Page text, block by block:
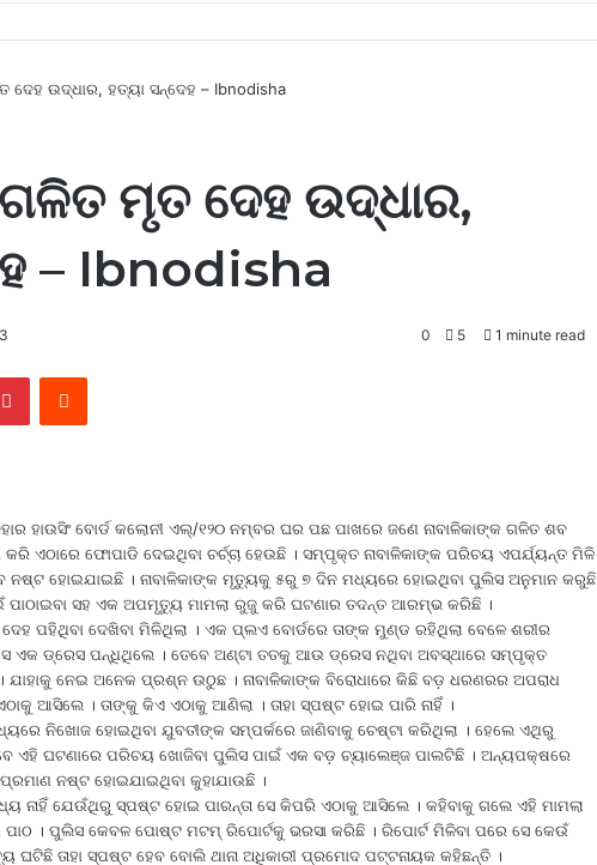
ଦେହ ଉଦ୍ଧାର, ହତ୍ୟା ସନ୍ଦେହ – Ibnodisha
ମୃତ ଦେହ ଉଦ୍ଧାର,
– Ibnodisha
0 5 1 minute read
PinterestReddit
ହାଉସିଂ ବୋର୍ଡ କଲୋନୀ ଏଲ୍‌/୧୨୦ ନମ୍ବର ଘର ପଛ ପାଖରେ ଜଣେ ନାବାଳିକାଙ୍କ ଗଳିତ ଶବ
କରି ଏଠାରେ ଫୋପାଡି ଦେଇଥିବା ଚର୍ଚ୍ଚା ହେଉଛି । ସମ୍ପୃକ୍ତ ନାବାଳିକାଙ୍କ ପରିଚୟ ଏପର୍ଯ୍ୟନ୍ତ ମିଳି
ନଷ୍ଟ ହୋଇଯାଇଛି । ନାବାଳିକାଙ୍କ ମୃତ୍ୟୁକୁ ୫ରୁ ୭ ଦିନ ମଧ୍ୟରେ ହୋଇଥିବା ପୁଲିସ ଅନୁମାନ କରୁଛି
ସହ ଏକ ଅପମୃତ୍ୟୁ ମାମଲା ରୁଜୁ କରି ଘଟଣାର ତଦନ୍ତ ଆରମ୍ଭ କରିଛି ।
ପହିଥିବା ଦେଖିବା ମିଳିଥିଲା । ଏକ ପ୍ଲଏ ବୋର୍ଡରେ ତାଙ୍କ ମୁଣ୍ଡ ରହିଥିଲା ବେଳେ ଶରୀର
ଏକ ଡ୍ରେସ ପନ୍ଧିଥିଲେ । ତେବେ ଅଣ୍ଟା ତତକୁ ଆଉ ଡ୍ରେସ ନଥିବା ଅବସ୍ଥାରେ ସମ୍ପୃକ୍ତ
ଯାହାକୁ ନେଇ ଅନେକ ପ୍ରଶ୍ନ ଉଠୁଛ । ନାବାଳିକାଙ୍କ ବିରୋଧାରେ କିଛି ବଡ଼ ଧରଣରର ଅପରାଧ
ଆସିଲେ । ତାଙ୍କୁ କିଏ ଏଠାକୁ ଆଣିଲା । ତାହା ସ୍ପଷ୍ଟ ହୋଇ ପାରି ନାହିଁ ।
ନିଖୋଜ ହୋଇଥିବା ଯୁବତୀଙ୍କ ସମ୍ପର୍କରେ ଜାଣିବାକୁ ଚେଷ୍ଟା କରିଥିଲା । ହେଲେ ଏଥିରୁ
ଏହି ଘଟଣାରେ ପରିଚୟ ଖୋଜିବା ପୁଲିସ ପାଇଁ ଏକ ବଡ଼ ଚ୍ୟାଲେଞ୍ଜ ପାଲଟିଛି । ଅନ୍ୟପକ୍ଷରେ
ନଷ୍ଟ ହୋଇଯାଇଥିବା କୁହାଯାଉଛି ।
ନାହିଁ ଯେଉଁଥିରୁ ସ୍ପଷ୍ଟ ହୋଇ ପାରନ୍ତା ସେ କିପରି ଏଠାକୁ ଆସିଲେ । କହିବାକୁ ଗଲେ ଏହି ମାମଲା
ପାଠ । ପୁଲିସ କେବଳ ପୋଷ୍ଟ ମଟମ୍ ରିପୋର୍ଟକୁ ଭରସା କରିଛି । ରିପୋର୍ଟ ମିଳିବା ପରେ ସେ କେଉଁ
ତାହା ସ୍ପଷ୍ଟ ହେବ ବୋଲି ଥାନା ଅଧିକାରୀ ପ୍ରମୋଦ ପଟ୍ଟନାୟକ କହିଛନ୍ତି ।